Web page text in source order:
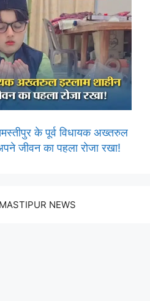
के पूर्व विधायक अख्तरुल
जीवन का पहला रोजा रखा!
NEWS